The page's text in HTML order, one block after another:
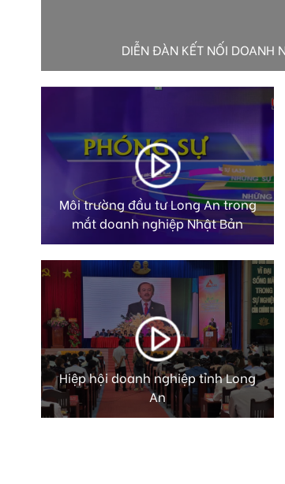
DIỄN ĐÀN KẾT NỐI DOANH
Môi trường đầu tư Long An trong
mắt doanh nghiệp Nhật Bản
Hiệp hội doanh nghiệp tỉnh Long
An